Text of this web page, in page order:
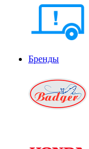
Бренды